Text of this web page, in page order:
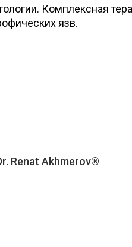
Комплексная
язв.
Renat Akhmerov®